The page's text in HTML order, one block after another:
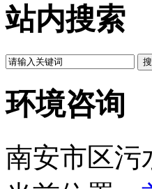
站内搜索
环境咨询
南安市区污